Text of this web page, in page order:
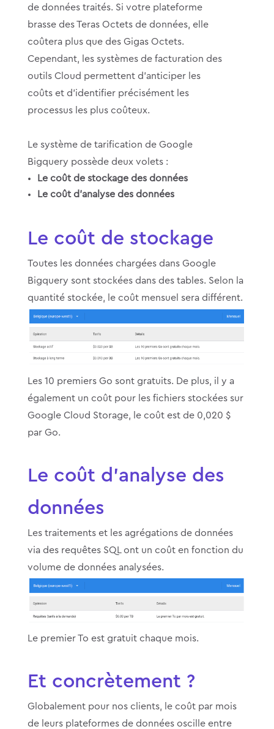
de données traités. Si votre plateforme
brasse des Teras Octets de données, elle
coûtera plus que des Gigas Octets.
Cependant, les systèmes de facturation des
outils Cloud permettent d’anticiper les
coûts et d’identifier précisément les
processus les plus coûteux.
Le système de tarification de Google
Bigquery possède deux volets :
Le coût de stockage des données
Le coût d’analyse des données
Le coût de stockage
Toutes les données chargées dans Google
Bigquery sont stockées dans des tables. Selon la
quantité stockée, le coût mensuel sera différent.
Les 10 premiers Go sont gratuits. De plus, il y a
également un coût pour les fichiers stockées sur
Google Cloud Storage, le coût est de 0,020 $
par Go.
Le coût d’analyse des
données
Les traitements et les agrégations de données
via des requêtes SQL ont un coût en fonction du
volume de données analysées.
Le premier To est gratuit chaque mois.
Et concrètement ?
Globalement pour nos clients, le coût par mois
de leurs plateformes de données oscille entre